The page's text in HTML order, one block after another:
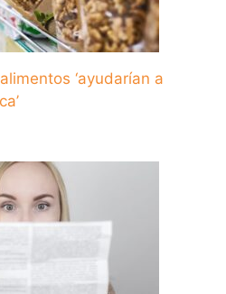
‘ayudarían a